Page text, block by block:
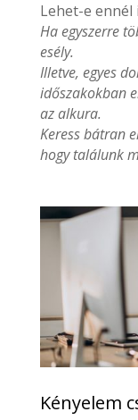
Lehet-e ennél
Ha egyszerre
esély.
Illetve, egyes
időszakokban
az alkura.
Keress bátran
hogy találunk
Kényelem